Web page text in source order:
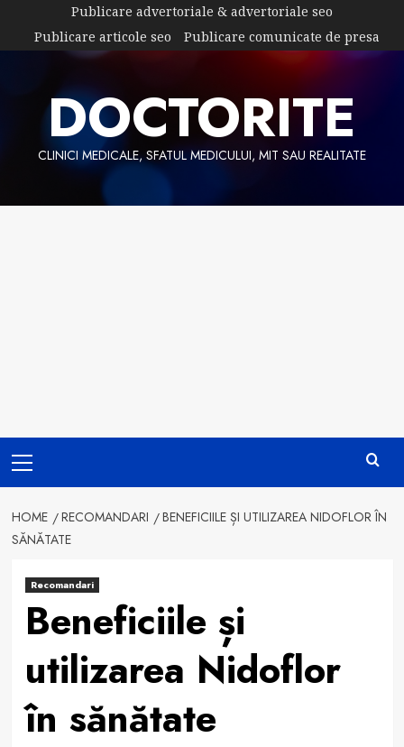
content
Publicare advertoriale & advertoriale seo
Publicare articole seo
Publicare comunicate de presa
DOCTORITE
CLINICI MEDICALE, SFATUL MEDICULUI, MIT SAU REALITATE
Menu
HOME RECOMANDARI
BENEFICIILE ȘI UTILIZAREA NIDOFLOR ÎN
SĂNĂTATE
Recomandari
Beneficiile și
utilizarea Nidoflor
în sănătate